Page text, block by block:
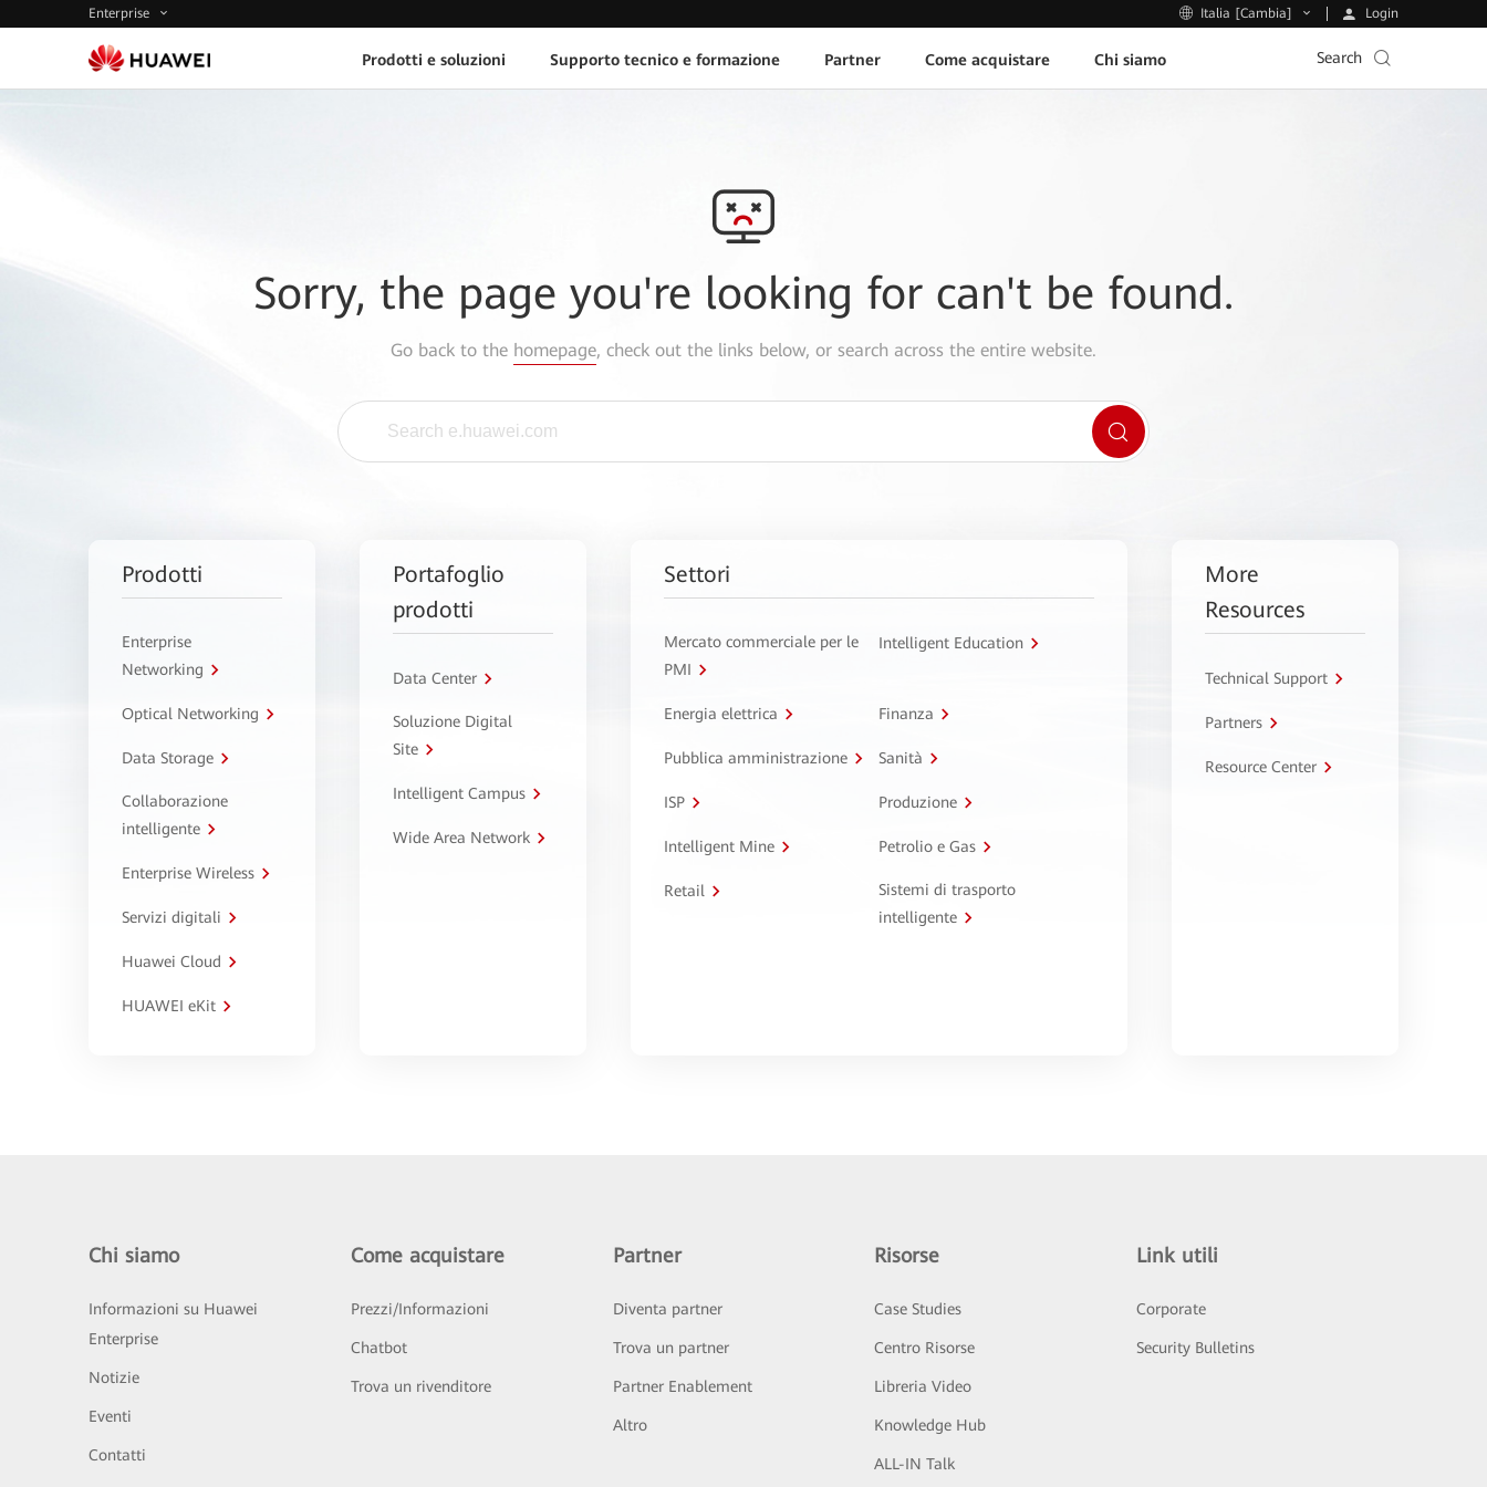
Enterprise Italia [Cambia] Login
Prodotti e soluzioni Supporto tecnico e formazione Partner Come acquistare Chi siamo Search
Sorry, the page you're looking for can't be found.
Go back to the homepage, check out the links below, or search across the entire website.
Prodotti
Enterprise
Networking
Optical Networking
Data Storage
Collaborazione
intelligente
Enterprise Wireless
Servizi digitali
Huawei Cloud
HUAWEI eKit
Portafoglio
prodotti
Data Center
Soluzione Digital
Site
Intelligent Campus
Wide Area Network
Settori
Mercato commerciale per le
PMI
Intelligent Education
Energia elettrica Finanza
Pubblica amministrazione Sanità
ISP Produzione
Intelligent Mine Petrolio e Gas
Retail
Sistemi di trasporto
intelligente
More
Resources
Technical Support
Partners
Resource Center
Chi siamo
Informazioni su Huawei
Enterprise
Notizie
Eventi
Contatti
Come acquistare
Prezzi/Informazioni
Chatbot
Trova un rivenditore
Partner
Diventa partner
Trova un partner
Partner Enablement
Altro
Risorse
Case Studies
Centro Risorse
Libreria Video
Knowledge Hub
ALL-IN Talk
Link utili
Corporate
Security Bulletins